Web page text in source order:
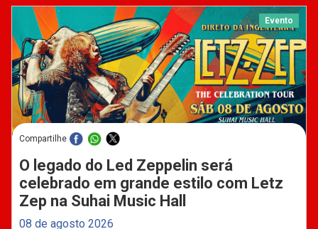
Evento
Compartilhe
O legado do Led Zeppelin será
celebrado em grande estilo com Letz
Zep na Suhai Music Hall
08 de agosto 2026